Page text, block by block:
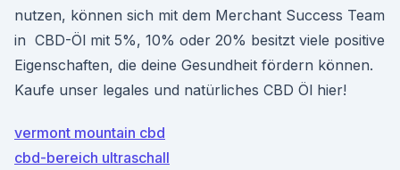
nutzen, können sich mit dem Merchant Success Team
in CBD-Öl mit 5%, 10% oder 20% besitzt viele positive
Eigenschaften, die deine Gesundheit fördern können.
Kaufe unser legales und natürliches CBD Öl hier!
vermont mountain cbd
cbd-bereich ultraschall